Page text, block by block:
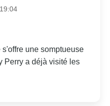
une somptueuse
Perry a déjà visité les